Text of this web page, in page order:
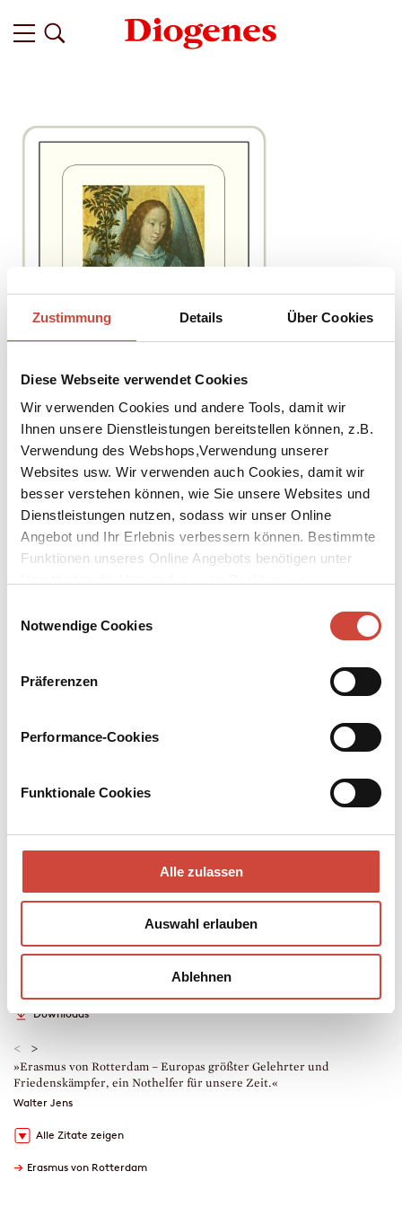
Zustimmung Details Über Cookies
Diese Webseite verwendet Cookies
Wir verwenden Cookies und andere Tools, damit wir
Ihnen unsere Dienstleistungen bereitstellen können, z.B.
Verwendung des Webshops,Verwendung unserer
Websites usw. Wir verwenden auch Cookies, damit wir
besser verstehen können, wie Sie unsere Websites und
Dienstleistungen nutzen, sodass wir unser Online
Angebot und Ihr Erlebnis verbessern können. Bestimmte
Funktionen unseres Online Angebots benötigen unter
Notwendige Cookies
Präferenzen
Performance-Cookies
Funktionale Cookies
Alle zulassen
Auswahl erlauben
Ablehnen
Download Bilddatei ↘
Kaufen
Mit einem Vorwort von Brigitte Hannemann und einem Nachwort
herausgegeben von Brigitte Hannemann
anlässlich eines geplanten europäischen Fürs­tentreffens, das
jedoch nie stattfand. Er lässt darin die Friedensgöttin Pax zu Wort
Mittel und Wege zur Wahrung von Freiheit und Frieden auf.
erschienen am 22. März 2017
* unverb. Preisempfehlung
Leseprobe
Downloads
Drucken
< >
»Erasmus von Rotterdam – Europas größter Gelehrter und
Friedenskämpfer, ein Nothelfer für unsere Zeit.«
Walter Jens
Alle Zitate zeigen
→ Erasmus von Rotterdam